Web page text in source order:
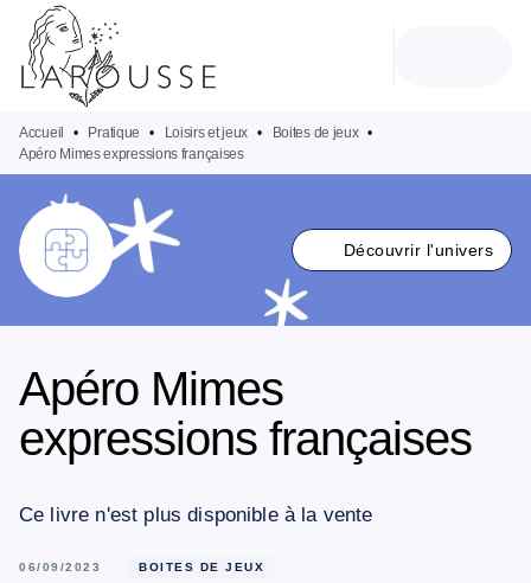
MENU
PIED DE PAGE
Accueil • Pratique • Loisirs et jeux • Boites de jeux •
Apéro Mimes expressions françaises
Découvrir l'univers
Apéro Mimes
expressions françaises
Ce livre n'est plus disponible à la vente
06/09/2023 BOITES DE JEUX